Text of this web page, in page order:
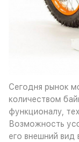
Сегодня рынок
количеством
функционалу,
Возможность
его внешний вид